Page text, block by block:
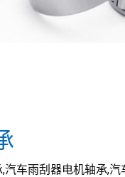
车雨刮器电机轴承,